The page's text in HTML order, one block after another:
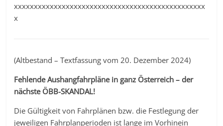
xxxxxxxxxxxxxxxxxxxxxxxxxxxxxxxxxxxxxxxxxxxxxxxx
x
(Altbestand – Textfassung vom 20. Dezember 2024)
Fehlende Aushangfahrpläne in ganz Österreich – der
nächste ÖBB-SKANDAL!
Die Gültigkeit von Fahrplänen bzw. die Festlegung der
jeweiligen Fahrplanperioden ist lange im Vorhinein